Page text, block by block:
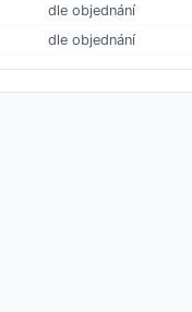
dle objednání
dle objednání